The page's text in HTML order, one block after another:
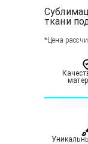
ткани
*Цена